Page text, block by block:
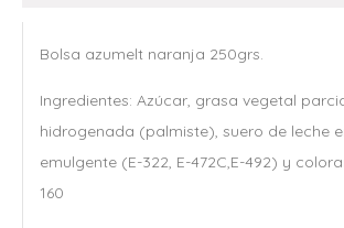
Bolsa azumelt naranja 250grs.
Ingredientes: Azúcar, grasa vegetal
hidrogenada (palmiste), suero de leche
emulgente (E-322, E-472C,E-492) y
160